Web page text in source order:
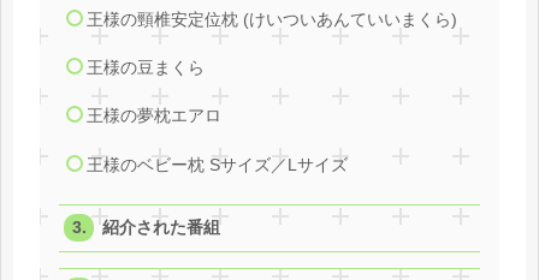
王様の頸椎安定位枕 (けいついあんていいまくら)
王様の豆まくら
王様の夢枕エアロ
王様のベビー枕 Sサイズ／Lサイズ
紹介された番組